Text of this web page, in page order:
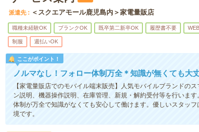
派遣先 ＜スクエアモール鹿児島内＞家電量販店
職種未経験OK ブランクOK 既卒第二新卒OK 履歴書不要
制服 週払いOK
ここがポイント！
ノルマなし！フォロー体制万全＊知識が無くても大
【家電量販店でのモバイル端末販売】人気モバイルブランドの
ン説明、機器操作説明、在庫管理、新規・解約受付等を行いま
体制が万全で知識がなくても安心して働けます。優しいスタッ
境です。